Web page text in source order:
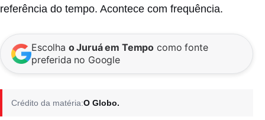
referência do tempo. Acontece com frequência.
Escolha o Juruá em Tempo como fonte
preferida no Google
Crédito da matéria:O Globo.